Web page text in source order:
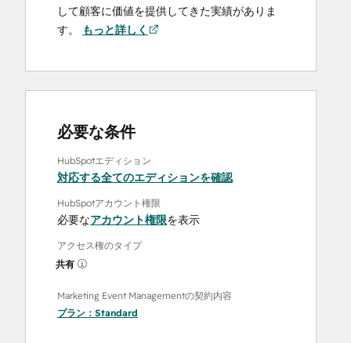
して顧客に価値を提供してきた実績がありま
す。
もっと詳しく
必要な条件
HubSpotエディション
対応する全てのエディションを確認
HubSpotアカウント権限
必要なアカウント権限を表示
アクセス権のタイプ
共有
Marketing Event Managementの契約内容
プラン： Standard